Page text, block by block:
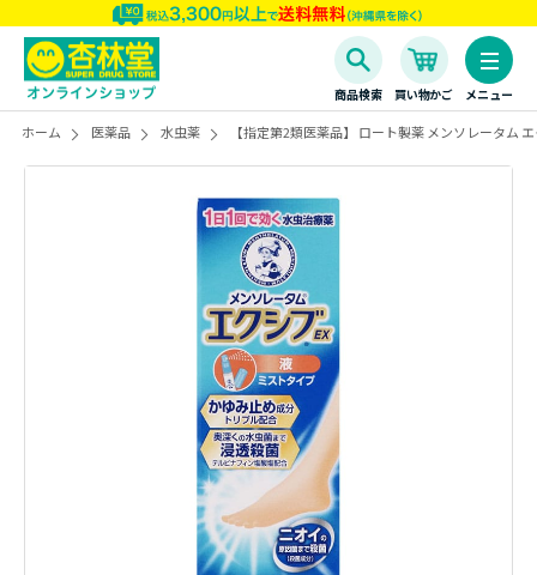
商品検索 買い物かご メニュー
ホーム 医薬品 水虫薬 【指定第2類医薬品】 ロート製薬 メンソレータム